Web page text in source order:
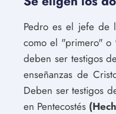
Pedro es el jefe de
como el "primero" o
deben ser testigos
enseñanzas de
Deben ser testigos
en Pentecostés